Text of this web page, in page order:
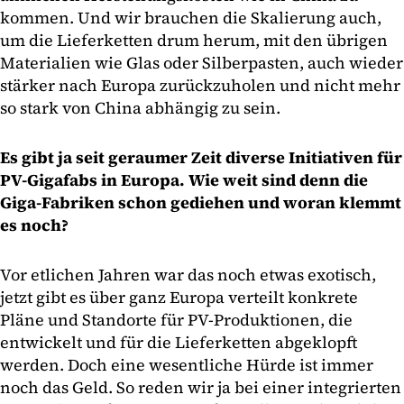
kommen. Und wir brauchen die Skalierung auch,
um die Lieferketten drum herum, mit den übrigen
Materialien wie Glas oder Silberpasten, auch wieder
stärker nach Europa zurückzuholen und nicht mehr
so stark von China abhängig zu sein.
Es gibt ja seit geraumer Zeit diverse Initiativen für
PV-Gigafabs in Europa. Wie weit sind denn die
Giga-Fabriken schon gediehen und woran klemmt
es noch?
Vor etlichen Jahren war das noch etwas exotisch,
jetzt gibt es über ganz Europa verteilt konkrete
Pläne und Standorte für PV-Produktionen, die
entwickelt und für die Lieferketten abgeklopft
werden. Doch eine wesentliche Hürde ist immer
noch das Geld. So reden wir ja bei einer integrierten